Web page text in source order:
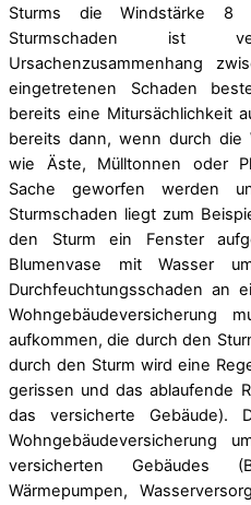
Sturms die Windstärke 8
Sturmschaden ist
Ursachenzusammenhang
eingetretenen Schaden
bereits eine Mitursächlichkeit
bereits dann, wenn durch die
wie Äste, Mülltonnen oder
Sache geworfen werden
Sturmschaden liegt zum
den Sturm ein Fenster
Blumenvase mit Wasser
Durchfeuchtungsschaden an
Wohngebäudeversicherung
aufkommen, die durch den
durch den Sturm wird eine
gerissen und das ablaufende
das versicherte Gebäude).
Wohngebäudeversicherung
versicherten Gebäudes
Wärmepumpen,